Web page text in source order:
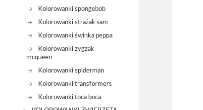
Kolorowanki spongebob
Kolorowanki strażak sam
Kolorowanki świnka peppa
Kolorowanki zygzak
mcqueen
Kolorowanki spiderman
Kolorowanki transformers
Kolorowanki toca boca